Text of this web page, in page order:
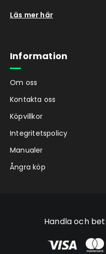
Evobike Flex når
under optimala
Evobike Flex är
framhjul. Du kan
motorassistans du
Wh). Evobike Flex
tre växellägen från
fram- och bakhjulet.
Produkten levereras
och ställa in sadeln i
Läs mer här
Information
Om oss
Kontakta oss
Köpvillkor
Integritetspolicy
Manualer
Ångra köp
Handla och